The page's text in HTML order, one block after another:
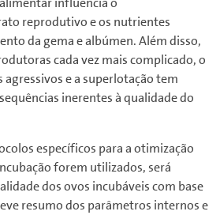
reprodutivo e os nutrientes
da gema e albúmen. Além disso,
cada vez mais complicado, o
agressivos e a superlotação tem
inerentes à qualidade do
específicos para a otimização
forem utilizados, será
dos ovos incubáveis com base
resumo dos parâmetros internos e